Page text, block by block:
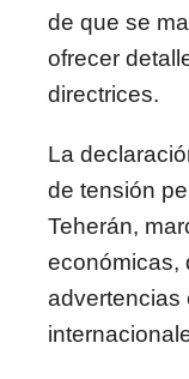
de que se
ofrecer
directrices.
La
de tensión
Teherán,
económicas,
advertencias